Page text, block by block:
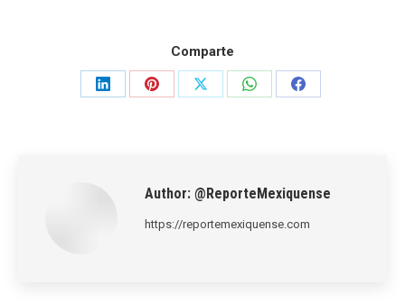
Comparte
Share
Share
Share
Share
Share
Author: @ReporteMexiquense
https://reportemexiquense.com